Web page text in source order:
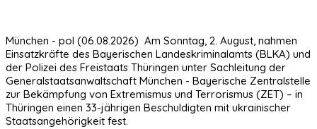
München - pol (06.08.2026) Am Sonntag, 2. August, nahmen
Einsatzkräfte des Bayerischen Landeskriminalamts (BLKA) und
der Polizei des Freistaats Thüringen unter Sachleitung der
Generalstaatsanwaltschaft München - Bayerische Zentralstelle
zur Bekämpfung von Extremismus und Terrorismus (ZET) – in
Thüringen einen 33-jährigen Beschuldigten mit ukrainischer
Staatsangehörigkeit fest.